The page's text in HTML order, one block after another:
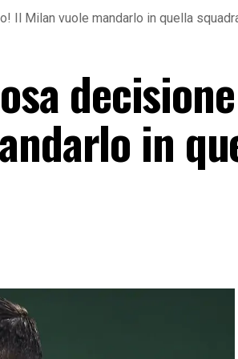
Il Milan vuole mandarlo in quella
in